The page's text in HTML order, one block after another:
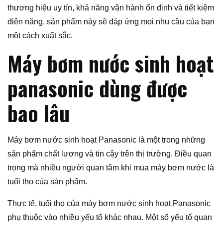
thương hiệu uy tín, khả năng vận hành ổn định và tiết kiệm
điện năng, sản phẩm này sẽ đáp ứng mọi nhu cầu của bạn
một cách xuất sắc.
Máy bơm nước sinh hoạt
panasonic dùng được
bao lâu
Máy bơm nước sinh hoạt Panasonic là một trong những
sản phẩm chất lượng và tin cậy trên thị trường. Điều quan
trọng mà nhiều người quan tâm khi mua máy bơm nước là
tuổi thọ của sản phẩm.
Thực tế, tuổi thọ của máy bơm nước sinh hoạt Panasonic
phụ thuộc vào nhiều yếu tố khác nhau. Một số yếu tố quan